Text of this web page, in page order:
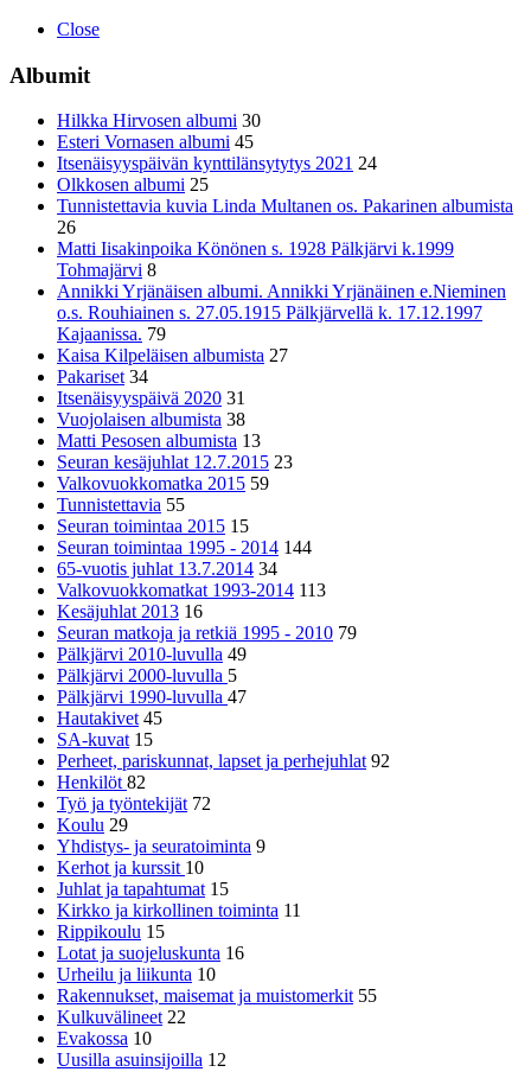
Close
Albumit
Hilkka Hirvosen albumi 30
Esteri Vornasen albumi 45
Itsenäisyyspäivän kynttilänsytytys 2021 24
Olkkosen albumi 25
Tunnistettavia kuvia Linda Multanen os. Pakarinen albumista
26
Matti Iisakinpoika Könönen s. 1928 Pälkjärvi k.1999
Tohmajärvi 8
Annikki Yrjänäisen albumi. Annikki Yrjänäinen e.Nieminen
o.s. Rouhiainen s. 27.05.1915 Pälkjärvellä k. 17.12.1997
Kajaanissa. 79
Kaisa Kilpeläisen albumista 27
Pakariset 34
Itsenäisyyspäivä 2020 31
Vuojolaisen albumista 38
Matti Pesosen albumista 13
Seuran kesäjuhlat 12.7.2015 23
Valkovuokkomatka 2015 59
Tunnistettavia 55
Seuran toimintaa 2015 15
Seuran toimintaa 1995 - 2014 144
65-vuotis juhlat 13.7.2014 34
Valkovuokkomatkat 1993-2014 113
Kesäjuhlat 2013 16
Seuran matkoja ja retkiä 1995 - 2010 79
Pälkjärvi 2010-luvulla 49
Pälkjärvi 2000-luvulla 5
Pälkjärvi 1990-luvulla 47
Hautakivet 45
SA-kuvat 15
Perheet, pariskunnat, lapset ja perhejuhlat 92
Henkilöt82
Työ ja työntekijät 72
Koulu 29
Yhdistys- ja seuratoiminta 9
Kerhot ja kurssit 10
Juhlat ja tapahtumat 15
Kirkko ja kirkollinen toiminta 11
Rippikoulu 15
Lotat ja suojeluskunta 16
Urheilu ja liikunta 10
Rakennukset, maisemat ja muistomerkit 55
Kulkuvälineet 22
Evakossa 10
Uusilla asuinsijoilla 12